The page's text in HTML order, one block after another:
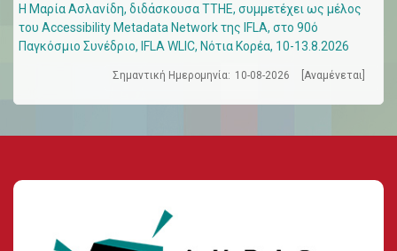
Η Μαρία Ασλανίδη, διδάσκουσα ΤΤΗΕ, συμμετέχει ως μέλος
του Accessibility Metadata Network της IFLA, στο 90ό
Παγκόσμιο Συνέδριο, IFLA WLIC, Νότια Κορέα, 10-13.8.2026
Σημαντική Ημερομηνία: 10-08-2026 [Αναμένεται]